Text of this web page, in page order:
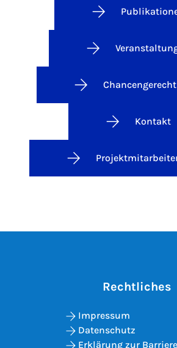
Kontakt
Rechtliches
Impressum
Datenschutz
Erklärung zur